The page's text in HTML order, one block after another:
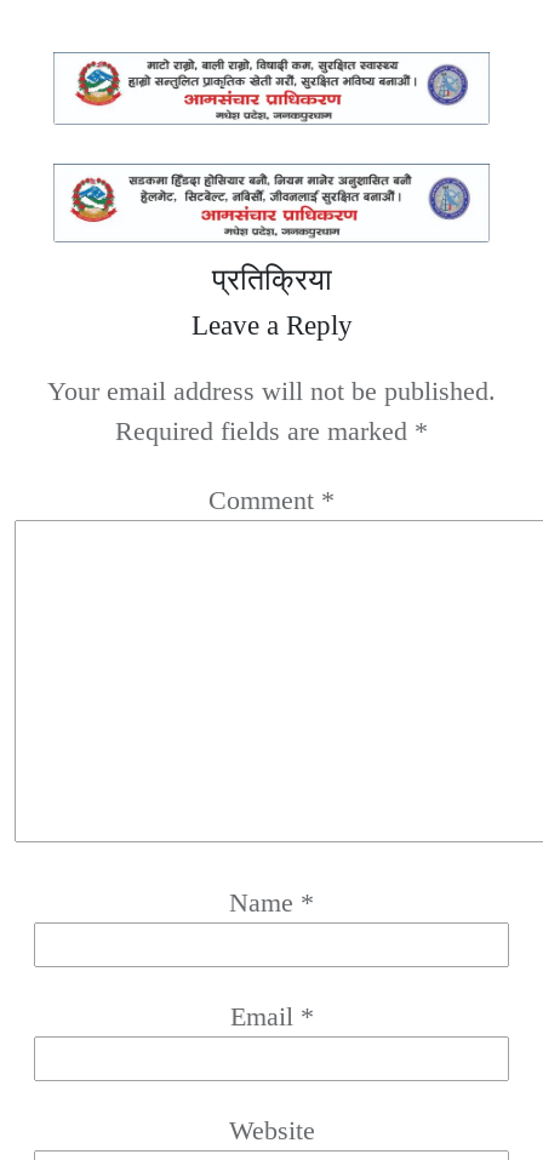
प्रतिक्रिया
Leave a Reply
Your email address will not be published.
Required fields are marked *
Comment *
Name *
Email *
Website